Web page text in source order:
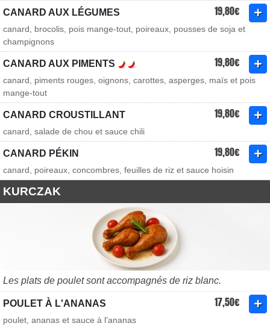
CANARD AUX LÉGUMES 19,80€
canard, brocolis, pois mange-tout, poireaux, pousses de soja et
champignons
CANARD AUX PIMENTS 19,80€
canard, piments rouges, oignons, carottes, asperges, maïs et pois
mange-tout
CANARD CROUSTILLANT 19,80€
canard, salade de chou et sauce chili
CANARD PÉKIN 19,80€
canard, poireaux, concombres, feuilles de riz et sauce hoisin
KURCZAK
Les plats de poulet sont accompagnés de riz blanc.
POULET À L'ANANAS 17,50€
poulet, ananas et sauce à l'ananas